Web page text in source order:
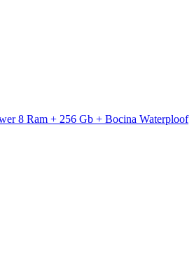
8 Ram + 256 Gb + Bocina Waterploof